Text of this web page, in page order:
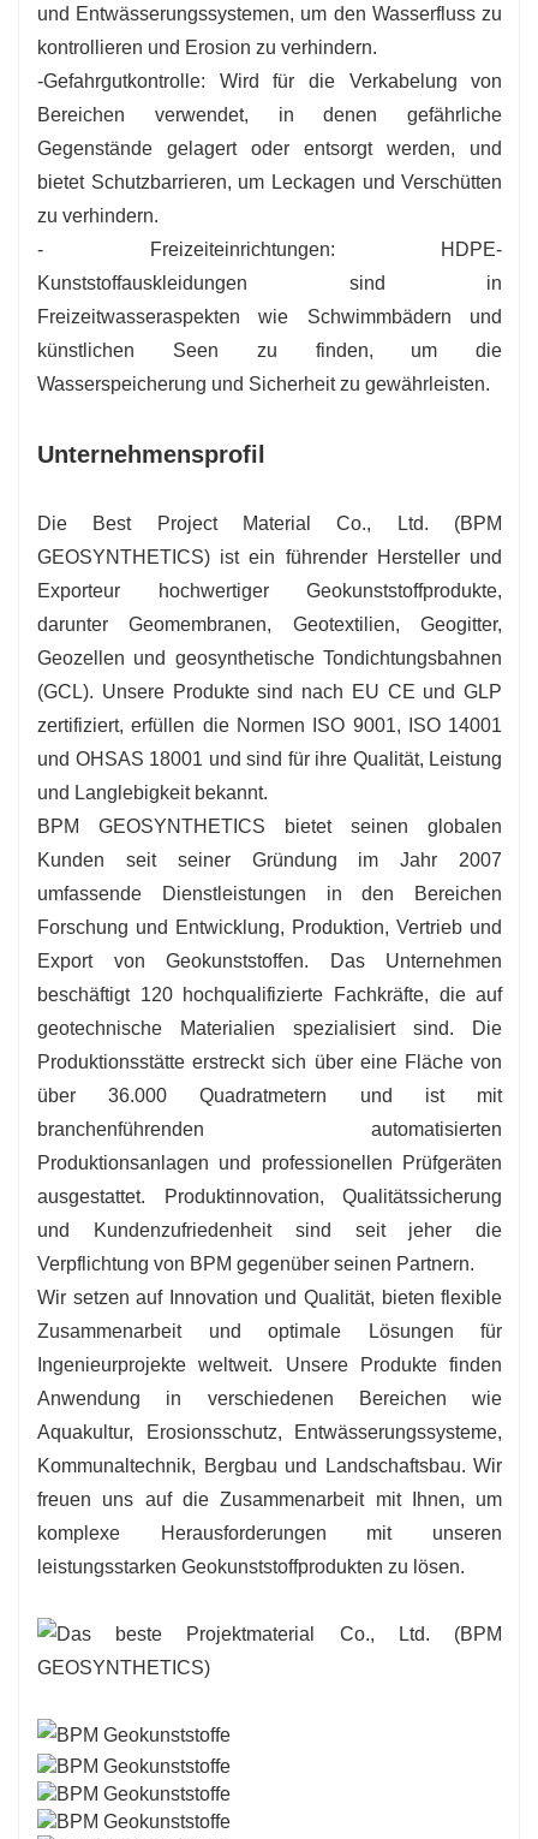
und Entwässerungssystemen, um den Wasserfluss zu
kontrollieren und Erosion zu verhindern.
-Gefahrgutkontrolle: Wird für die Verkabelung von
Bereichen verwendet, in denen gefährliche
Gegenstände gelagert oder entsorgt werden, und
bietet Schutzbarrieren, um Leckagen und Verschütten
zu verhindern.
- Freizeiteinrichtungen: HDPE-
Kunststoffauskleidungen sind in
Freizeitwasseraspekten wie Schwimmbädern und
künstlichen Seen zu finden, um die
Wasserspeicherung und Sicherheit zu gewährleisten.
Unternehmensprofil
Die Best Project Material Co., Ltd. (BPM
GEOSYNTHETICS) ist ein führender Hersteller und
Exporteur hochwertiger Geokunststoffprodukte,
darunter Geomembranen, Geotextilien, Geogitter,
Geozellen und geosynthetische Tondichtungsbahnen
(GCL). Unsere Produkte sind nach EU CE und GLP
zertifiziert, erfüllen die Normen ISO 9001, ISO 14001
und OHSAS 18001 und sind für ihre Qualität, Leistung
und Langlebigkeit bekannt.
BPM GEOSYNTHETICS bietet seinen globalen
Kunden seit seiner Gründung im Jahr 2007
umfassende Dienstleistungen in den Bereichen
Forschung und Entwicklung, Produktion, Vertrieb und
Export von Geokunststoffen. Das Unternehmen
beschäftigt 120 hochqualifizierte Fachkräfte, die auf
geotechnische Materialien spezialisiert sind. Die
Produktionsstätte erstreckt sich über eine Fläche von
über 36.000 Quadratmetern und ist mit
branchenführenden automatisierten
Produktionsanlagen und professionellen Prüfgeräten
ausgestattet. Produktinnovation, Qualitätssicherung
und Kundenzufriedenheit sind seit jeher die
Verpflichtung von BPM gegenüber seinen Partnern.
Wir setzen auf Innovation und Qualität, bieten flexible
Zusammenarbeit und optimale Lösungen für
Ingenieurprojekte weltweit. Unsere Produkte finden
Anwendung in verschiedenen Bereichen wie
Aquakultur, Erosionsschutz, Entwässerungssysteme,
Kommunaltechnik, Bergbau und Landschaftsbau. Wir
freuen uns auf die Zusammenarbeit mit Ihnen, um
komplexe Herausforderungen mit unseren
leistungsstarken Geokunststoffprodukten zu lösen.